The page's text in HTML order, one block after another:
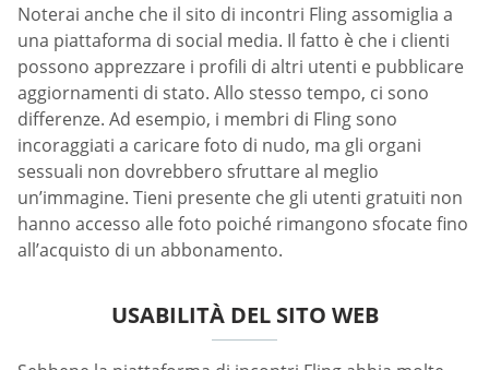
Noterai anche che il sito di incontri Fling assomiglia a
una piattaforma di social media. Il fatto è che i clienti
possono apprezzare i profili di altri utenti e pubblicare
aggiornamenti di stato. Allo stesso tempo, ci sono
differenze. Ad esempio, i membri di Fling sono
incoraggiati a caricare foto di nudo, ma gli organi
sessuali non dovrebbero sfruttare al meglio
un’immagine. Tieni presente che gli utenti gratuiti non
hanno accesso alle foto poiché rimangono sfocate fino
all’acquisto di un abbonamento.
USABILITÀ DEL SITO WEB